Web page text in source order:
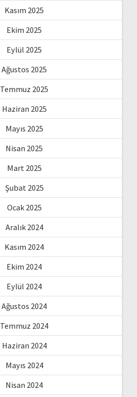
Kasım 2025
Ekim 2025
Eylül 2025
Ağustos 2025
Temmuz 2025
Haziran 2025
Mayıs 2025
Nisan 2025
Mart 2025
Şubat 2025
Ocak 2025
Aralık 2024
Kasım 2024
Ekim 2024
Eylül 2024
Ağustos 2024
Temmuz 2024
Haziran 2024
Mayıs 2024
Nisan 2024